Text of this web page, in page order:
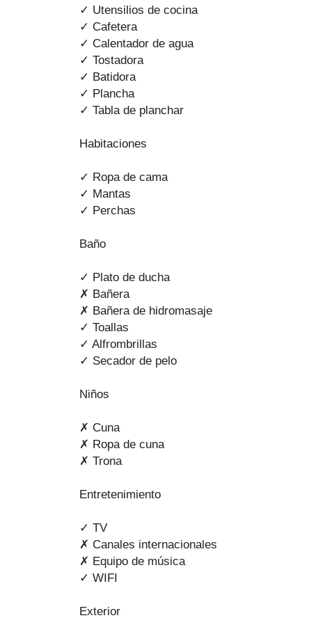
✓ Utensilios de cocina
✓ Cafetera
✓ Calentador de agua
✓ Tostadora
✓ Batidora
✓ Plancha
✓ Tabla de planchar
Habitaciones
✓ Ropa de cama
✓ Mantas
✓ Perchas
Baño
✓ Plato de ducha
✗ Bañera
✗ Bañera de hidromasaje
✓ Toallas
✓ Alfrombrillas
✓ Secador de pelo
Niños
✗ Cuna
✗ Ropa de cuna
✗ Trona
Entretenimiento
✓ TV
✗ Canales internacionales
✗ Equipo de música
✓ WIFI
Exterior